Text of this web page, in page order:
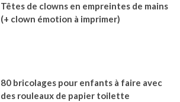
Têtes de clowns en empreintes de mains
(+ clown émotion à imprimer)
80 bricolages pour enfants à faire avec
des rouleaux de papier toilette